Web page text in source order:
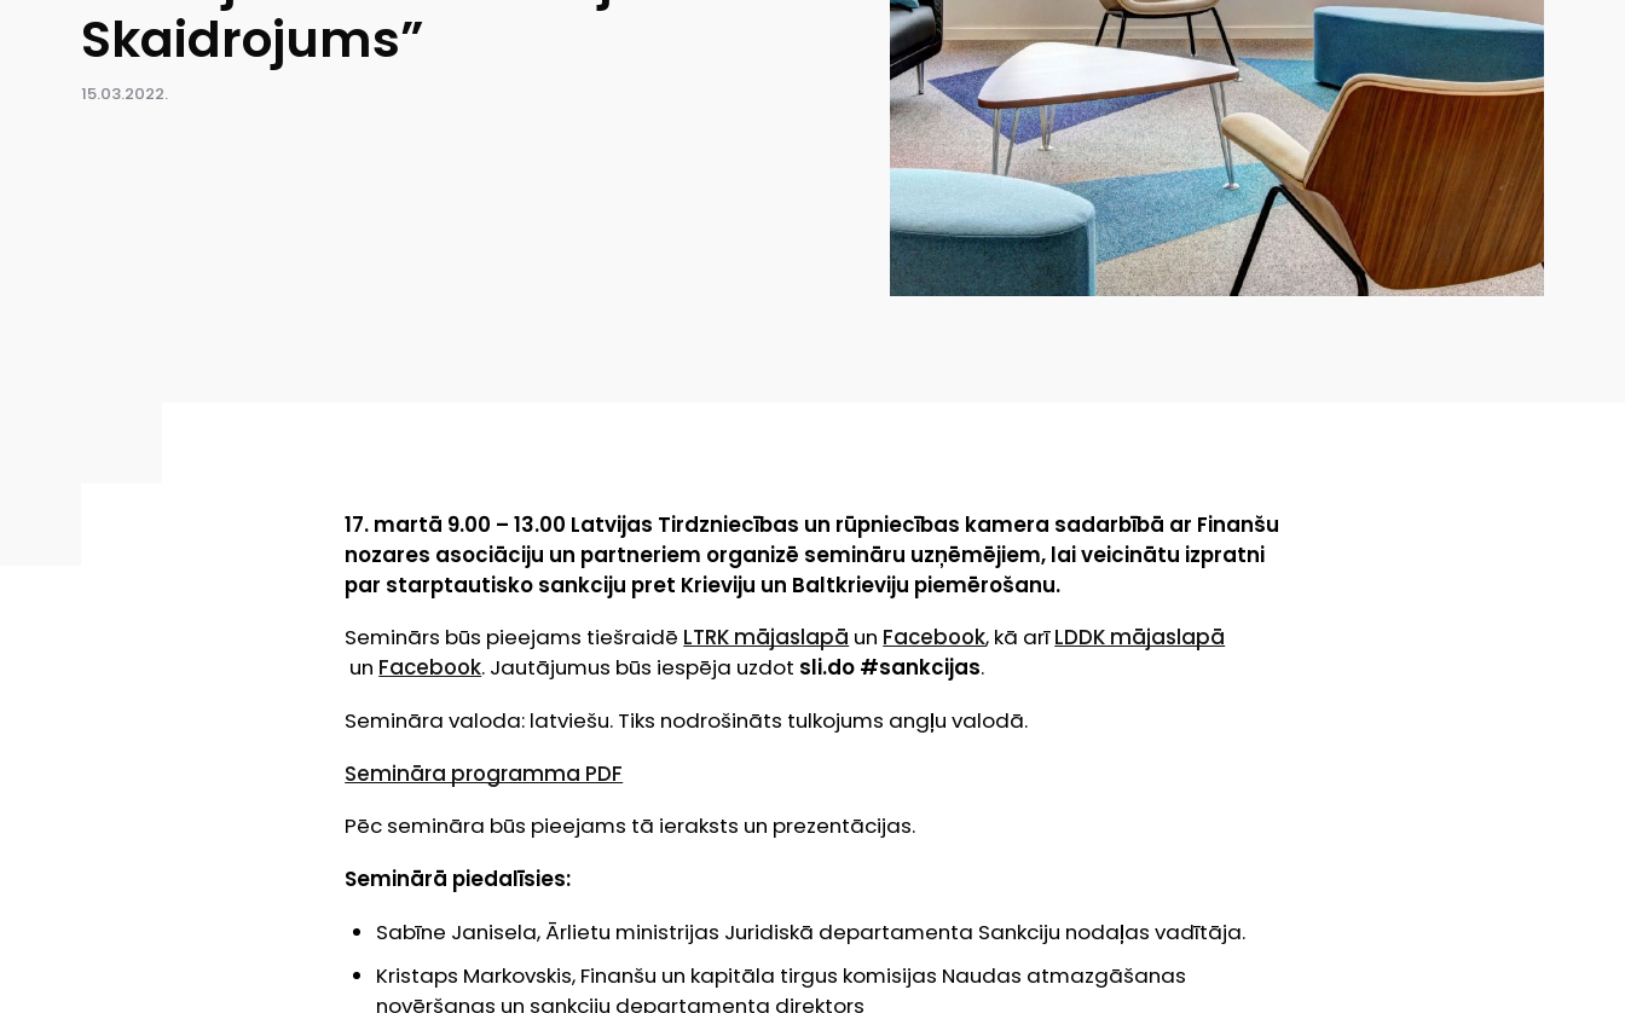
Skaidrojums”
15.03.2022.
17. martā 9.00 – 13.00 Latvijas Tirdzniecības un rūpniecības kamera sadarbībā ar Finanšu
nozares asociāciju un partneriem organizē semināru uzņēmējiem, lai veicinātu izpratni
par starptautisko sankciju pret Krieviju un Baltkrieviju piemērošanu.
Seminārs būs pieejams tiešraidē LTRK mājaslapā un Facebook, kā arīLDDK mājaslapā
un Facebook. Jautājumus būs iespēja uzdot sli.do #sankcijas.
Semināra valoda: latviešu. Tiks nodrošināts tulkojums angļu valodā.
Semināra programma PDF
Pēc semināra būs pieejams tā ieraksts un prezentācijas.
Seminārā piedalīsies:
Sabīne Janisela, Ārlietu ministrijas Juridiskā departamenta Sankciju nodaļas vadītāja.
Kristaps Markovskis, Finanšu un kapitāla tirgus komisijas Naudas atmazgāšanas
novēršanas un sankciju departamenta direktors